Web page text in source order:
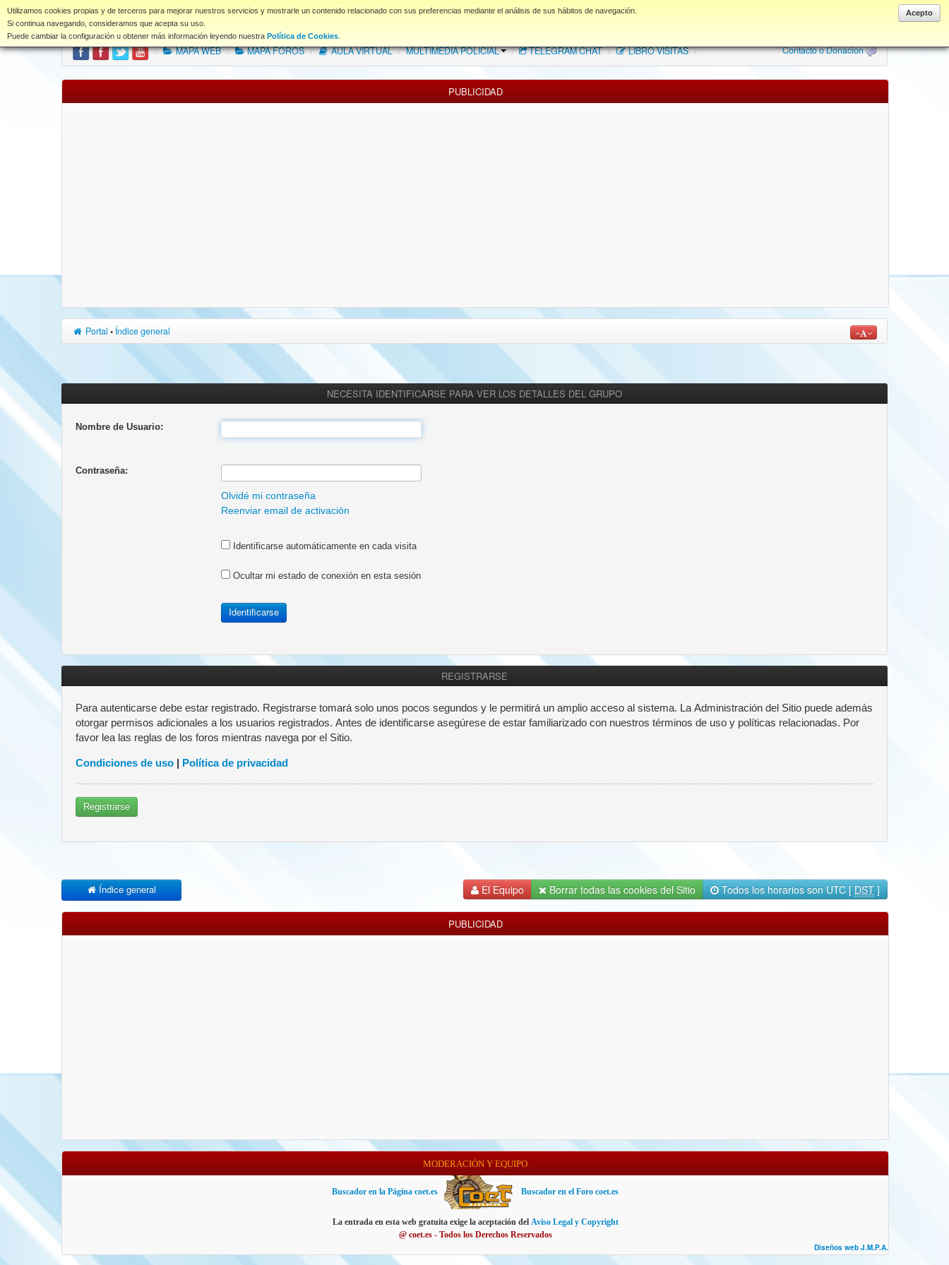
Acepto
Utilizamos cookies propias y de terceros para mejorar nuestros servicios y mostrarle un contenido relacionado con sus preferencias mediante el análisis de sus hábitos de navegación.
Si continua navegando, consideramos que acepta su uso.
Puede cambiar la configuración u obtener más información leyendo nuestra Política de Cookies
www.coet.es Portal Índice Foros FAQ NORMAS FORO Descargas
/ MAPA WEB / MAPA FOROS / AULA VIRTUAL / MULTIMEDIA POLICIAL / TELEGRAM CHAT / LIBRO VISITAS / Contacto o Donación
PUBLICIDAD
Portal • Índice general
NECESITA IDENTIFICARSE PARA VER LOS DETALLES DEL GRUPO
Nombre de Usuario:
Contraseña:
Olvidé mi contraseña
Reenviar email de activación
Identificarse automáticamente en cada visita
Ocultar mi estado de conexión en esta sesión
REGISTRARSE
Para autenticarse debe estar registrado. Registrarse tomará solo unos pocos segundos y le permitirá un amplio acceso al sistema. La Administración del Sitio puede además
otorgar permisos adicionales a los usuarios registrados. Antes de identificarse asegúrese de estar familiarizado con nuestros términos de uso y políticas relacionadas. Por
favor lea las reglas de los foros mientras navega por el Sitio.
Condiciones de uso Política de privacidad
Registrarse
Índice general El Equipo Borrar todas las cookies del Sitio Todos los horarios son UTC [ DST ]
PUBLICIDAD
MODERACIÓN Y EQUIPO
Buscador en la Página coet.es Buscador en el Foro coet.es
La entrada en esta web gratuita exige la aceptación del Aviso Legal y Copyright
@ coet.es - Todos los Derechos Reservados
Diseños web J.M.P.A.